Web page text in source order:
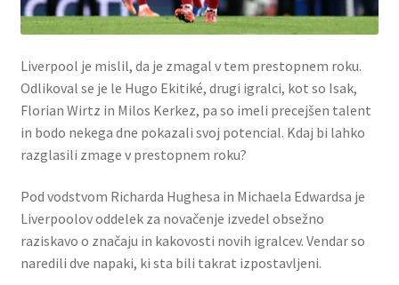
Liverpool je mislil, da je zmagal v tem prestopnem roku.
Odlikoval se je le Hugo Ekitiké, drugi igralci, kot so Isak,
Florian Wirtz in Milos Kerkez, pa so imeli precejšen talent
in bodo nekega dne pokazali svoj potencial. Kdaj bi lahko
razglasili zmage v prestopnem roku?
Pod vodstvom Richarda Hughesa in Michaela Edwardsa je
Liverpoolov oddelek za novačenje izvedel obsežno
raziskavo o značaju in kakovosti novih igralcev. Vendar so
naredili dve napaki, ki sta bili takrat izpostavljeni.